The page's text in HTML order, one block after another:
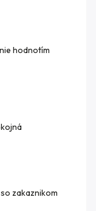
hodnotím
zakaznikom